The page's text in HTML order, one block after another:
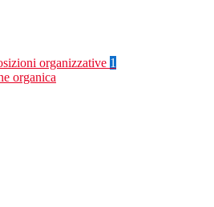
organizzative 1
organica